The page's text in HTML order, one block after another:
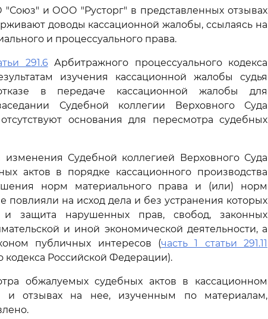
и ООО "Русторг" в представленных отзывах
доводы кассационной жалобы, ссылаясь на
и процессуального права.
291.6Арбитражного процессуального кодекса
изучения кассационной жалобы судья
в передаче кассационной жалобы для
Судебной коллегии Верховного Суда
основания для пересмотра судебных
Судебной коллегией Верховного Суда
актов в порядке кассационного производства
норм материального права и (или) норм
повлияли на исход дела и без устранения которых
и защита нарушенных прав, свобод, законных
и иной экономической деятельности, а
публичных интересов (часть 1 статьи 291.11
Российской Федерации).
обжалуемых судебных актов в кассационном
отзывах на нее, изученным по материалам,